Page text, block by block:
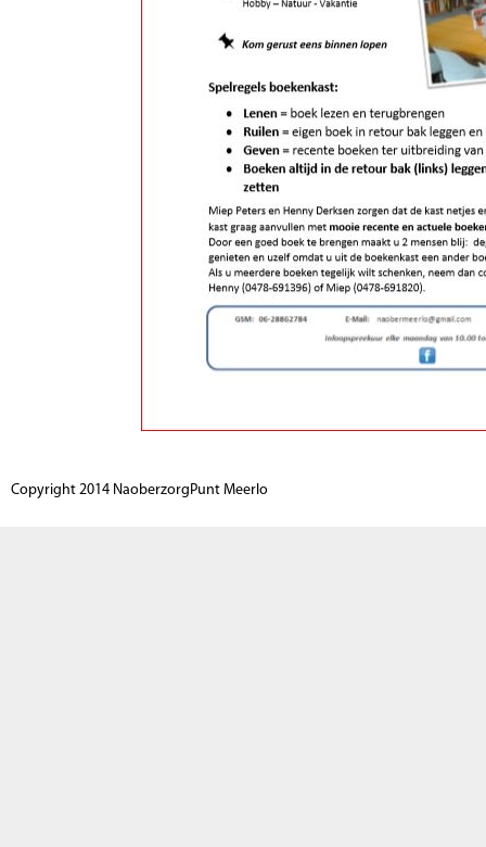
Copyright 2014 NaoberzorgPunt Meerlo